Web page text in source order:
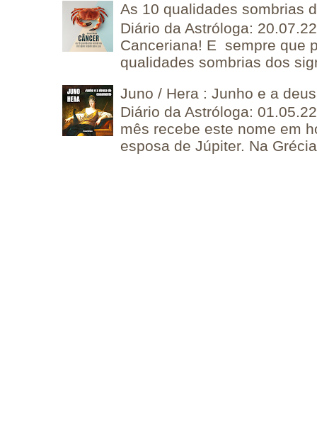
As 10 qualidades sombrias
Diário da Astróloga:
Canceriana! E sempre que
qualidades sombrias dos
Juno / Hera : Junho e a
Diário da Astróloga:
mês recebe este nome em
esposa de Júpiter. Na